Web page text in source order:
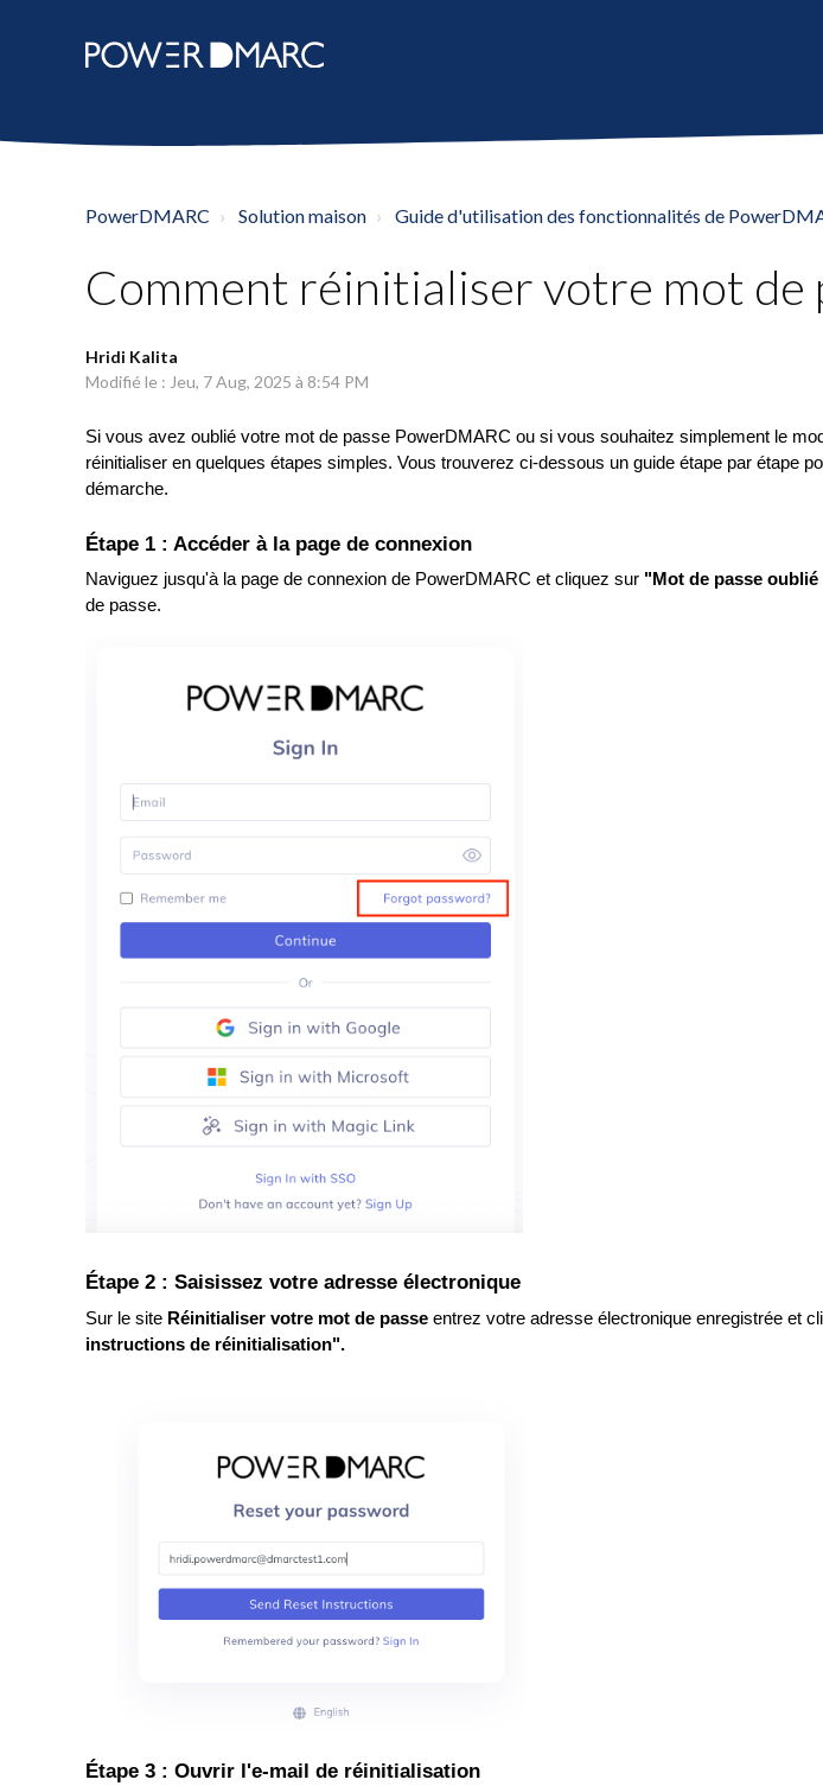
PowerDMARC Solution maison Guide d'utilisation des fonctionnalités de
Comment réinitialiser votre mot de
Hridi Kalita
Modifié le : Jeu, 7 Aug, 2025 à 8:54 PM
Si vous avez oublié votre mot de passe PowerDMARC ou si vous souhaitez simplement le
réinitialiser en quelques étapes simples. Vous trouverez ci-dessous un guide étape par étape
démarche.
Étape 1 : Accéder à la page de connexion
Naviguez jusqu'à la page de connexion de PowerDMARC et cliquez sur "Mot de passe oublié
de passe.
Étape 2 : Saisissez votre adresse électronique
Sur le site Réinitialiser votre mot de passe entrez votre adresse électronique enregistrée et
instructions de réinitialisation".
Étape 3 : Ouvrir l'e-mail de réinitialisation